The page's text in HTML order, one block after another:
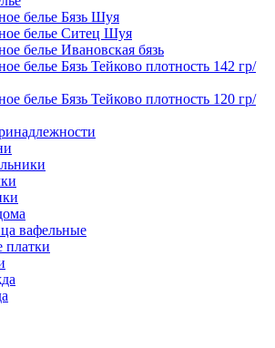
белье Бязь Шуя
белье Ситец Шуя
белье Ивановская бязь
белье Бязь Тейково плотность 142 гр/
белье Бязь Тейково плотность 120 гр/
вафельные
платки